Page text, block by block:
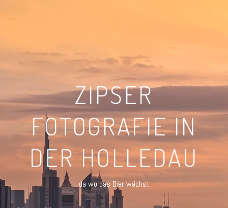
ZIPSER
FOTOGRAFIE IN
DER HOLLEDAU
da wo das Bier wächst